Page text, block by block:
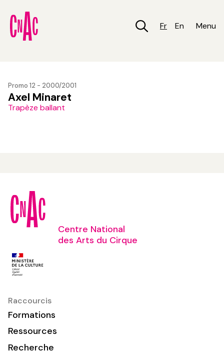
contenu
principal
Fr En Menu
Promo 12 - 2000/2001
Axel Minaret
Trapèze ballant
Centre National
des Arts du Cirque
Raccourcis
Formations
Ressources
Recherche